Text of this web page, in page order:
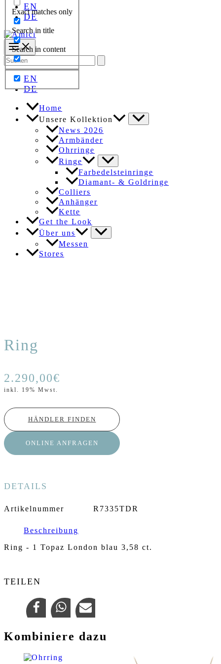
Exact matches only
Search in title
Search in content
EN
DE
Search
for:
EN
DE
Home
Unsere Kollektion
News 2026
Armbänder
Ohrringe
Ringe
Farbedelsteinringe
Diamant- & Goldringe
Colliers
Anhänger
Kette
Get the Look
Über uns
Messen
Stores
Ring
2.290,00€
inkl. 19% Mwst.
DETAILS
Artikelnummer R7335TDR
HÄNDLER FINDEN
ONLINE ANFRAGEN
Beschreibung
Ring - 1 Topaz London blau 3,58 ct.
TEILEN
Kombiniere dazu